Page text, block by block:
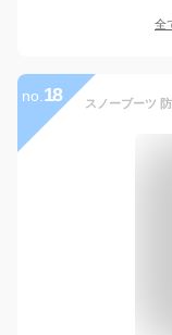
全
no. 18